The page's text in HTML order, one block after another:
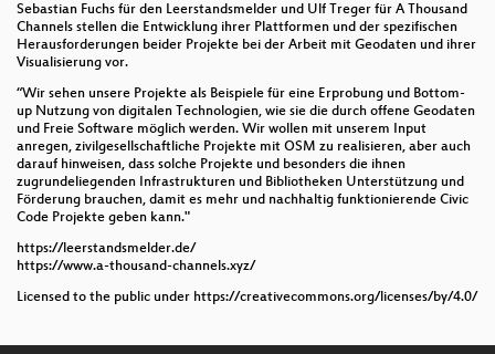
Sebastian Fuchs für den Leerstandsmelder und Ulf Treger für A Thousand
Channels stellen die Entwicklung ihrer Plattformen und der spezifischen
Herausforderungen beider Projekte bei der Arbeit mit Geodaten und ihrer
Visualisierung vor.
“Wir sehen unsere Projekte als Beispiele für eine Erprobung und Bottom-
up Nutzung von digitalen Technologien, wie sie die durch offene Geodaten
und Freie Software möglich werden. Wir wollen mit unserem Input
anregen, zivilgesellschaftliche Projekte mit OSM zu realisieren, aber auch
darauf hinweisen, dass solche Projekte und besonders die ihnen
zugrundeliegenden Infrastrukturen und Bibliotheken Unterstützung und
Förderung brauchen, damit es mehr und nachhaltig funktionierende Civic
Code Projekte geben kann."
https://leerstandsmelder.de/
https://www.a-thousand-channels.xyz/
Licensed to the public under https://creativecommons.org/licenses/by/4.0/